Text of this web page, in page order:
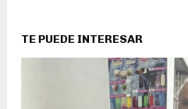
TE PUEDE INTERESAR